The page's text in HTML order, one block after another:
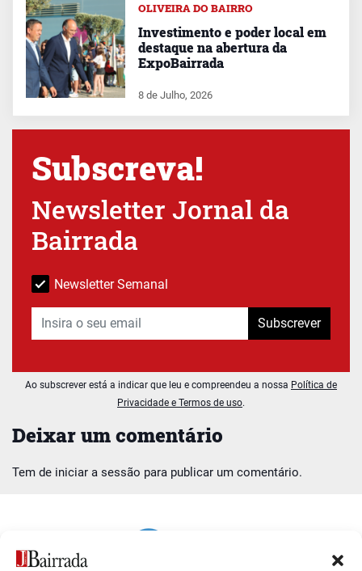
Deixar um comentário
Tem de iniciar a sessão para publicar um comentário.
OLIVEIRA DO BAIRRO
Investimento e poder local em
destaque na abertura da
ExpoBairrada
8 de Julho, 2026
Subscreva!
Newsletter Jornal da
Bairrada
Newsletter Semanal
Subscrever
Ao subscrever está a indicar que leu e compreendeu a nossa Política de
Privacidade e Termos de uso.